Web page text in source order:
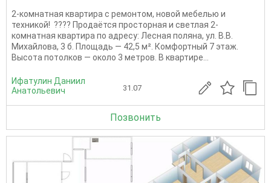
2-комнатная квартира с ремонтом, новой мебелью и
техникой! ???? Продаётся просторная и светлая 2-
комнатная квартира по адресу: Лесная поляна, ул. В.В.
Михайлова, 3 б. Площадь — 42,5 м². Комфортный 7 этаж.
Высота потолков — около 3 метров. В квартире...
Ифатулин Даниил
Анатольевич
31.07
Позвонить